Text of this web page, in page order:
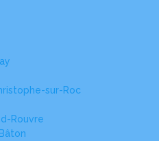
sur-Roc
Rouvre